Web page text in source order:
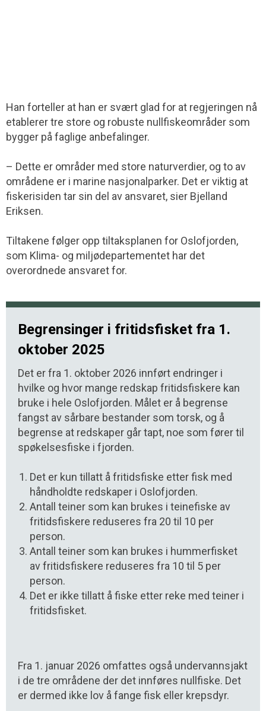
Han forteller at han er svært glad for at regjeringen nå
etablerer tre store og robuste nullfiskeområder som
bygger på faglige anbefalinger.
– Dette er områder med store naturverdier, og to av
områdene er i marine nasjonalparker. Det er viktig at
fiskerisiden tar sin del av ansvaret, sier Bjelland
Eriksen.
Tiltakene følger opp tiltaksplanen for Oslofjorden,
som Klima- og miljødepartementet har det
overordnede ansvaret for.
Begrensinger i fritidsfisket fra 1.
oktober 2025
Det er fra 1. oktober 2026 innført endringer i
hvilke og hvor mange redskap fritidsfiskere kan
bruke i hele Oslofjorden. Målet er å begrense
fangst av sårbare bestander som torsk, og å
begrense at redskaper går tapt, noe som fører til
spøkelsesfiske i fjorden.
Det er kun tillatt å fritidsfiske etter fisk med
håndholdte redskaper i Oslofjorden.
Antall teiner som kan brukes i teinefiske av
fritidsfiskere reduseres fra 20 til 10 per
person.
Antall teiner som kan brukes i hummerfisket
av fritidsfiskere reduseres fra 10 til 5 per
person.
Det er ikke tillatt å fiske etter reke med teiner i
fritidsfisket.
Fra 1. januar 2026 omfattes også undervannsjakt
i de tre områdene der det innføres nullfiske. Det
er dermed ikke lov å fange fisk eller krepsdyr.